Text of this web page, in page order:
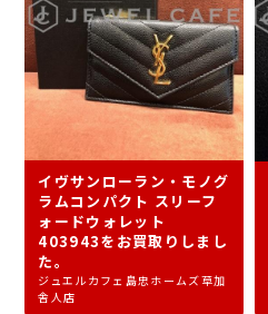
イヴサンローラン・モノグ
ラムコンパクト スリーフ
ォードウォレット
403943をお買取りしまし
た。
ジュエルカフェ島忠ホームズ草加
舎人店